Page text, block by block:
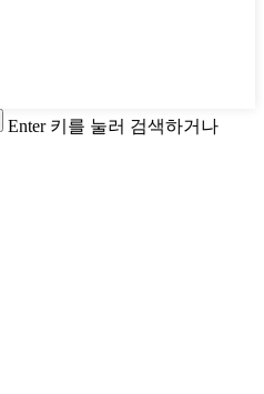
Enter 키를 눌러 검색하거나